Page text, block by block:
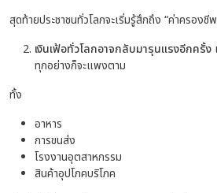
สุดท้ายประชาชนทั่วโลกจะเริ่มรู้สึกถึง “ค่าครองชี
เงินเฟ้อทั่วโลกอาจกลับมารุนแรงอีกครั้ง
ทุกอย่างก็จะแพงตาม
ทั้ง
อาหาร
การขนส่ง
โรงงานอุตสาหกรรม
สินค้าอุปโภคบริโภค